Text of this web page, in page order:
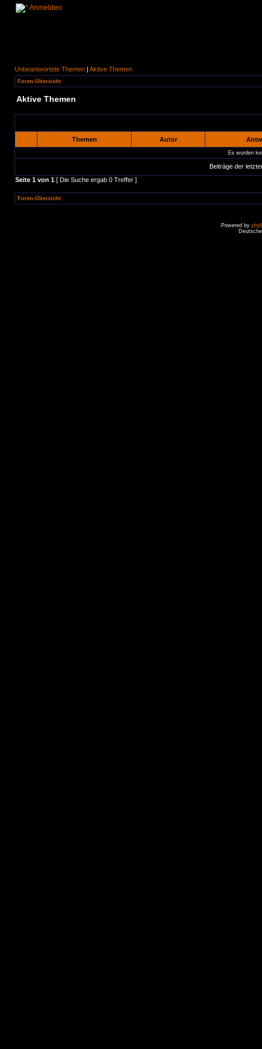
Anmelden
Unbeantwortete Themen | Aktive Themen
Foren-Übersicht
Aktive Themen
Themen Autor
Es wurden
Beiträge der
Seite 1 von 1 [ Die Suche ergab 0 Treffer ]
Foren-Übersicht
Powered by